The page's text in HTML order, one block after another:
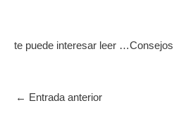
te puede interesar leer
← Entrada anterior